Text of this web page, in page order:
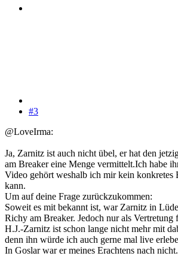
#3
@LoveIrma:
Ja, Zarnitz ist auch nicht übel, er hat den
am Breaker eine Menge vermittelt.Ich habe
Video gehört weshalb ich mir kein konkretes
kann.
Um auf deine Frage zurückzukommen:
Soweit es mit bekannt ist, war Zarnitz in
Richy am Breaker. Jedoch nur als Vertretung
H.J.-Zarnitz ist schon lange nicht mehr mit
denn ihn würde ich auch gerne mal live
In Goslar war er meines Erachtens nach nicht.